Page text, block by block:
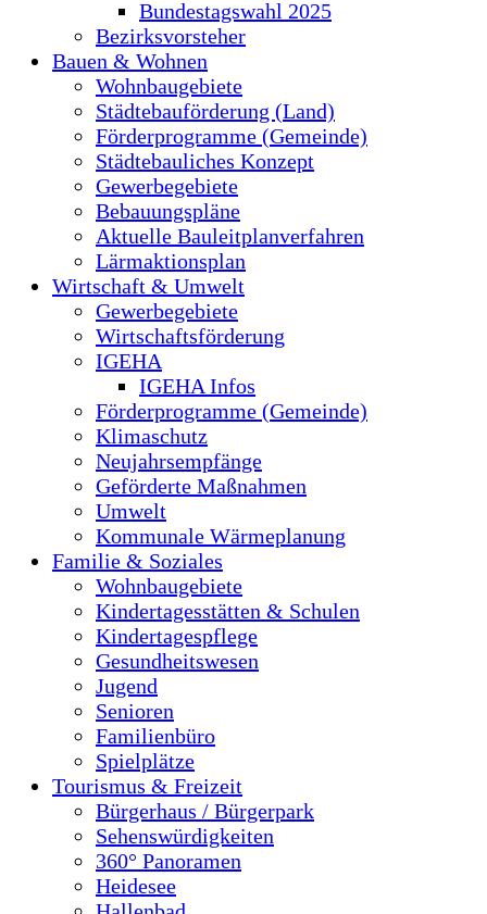
Bundestagswahl 2025
Bezirksvorsteher
Bauen & Wohnen
Wohnbaugebiete
Städtebauförderung (Land)
Förderprogramme (Gemeinde)
Städtebauliches Konzept
Gewerbegebiete
Bebauungspläne
Aktuelle Bauleitplanverfahren
Lärmaktionsplan
Wirtschaft & Umwelt
Gewerbegebiete
Wirtschaftsförderung
IGEHA
IGEHA Infos
Förderprogramme (Gemeinde)
Klimaschutz
Neujahrsempfänge
Geförderte Maßnahmen
Umwelt
Kommunale Wärmeplanung
Familie & Soziales
Wohnbaugebiete
Kindertagesstätten & Schulen
Kindertagespflege
Gesundheitswesen
Jugend
Senioren
Familienbüro
Spielplätze
Tourismus & Freizeit
Bürgerhaus / Bürgerpark
Sehenswürdigkeiten
360° Panoramen
Heidesee